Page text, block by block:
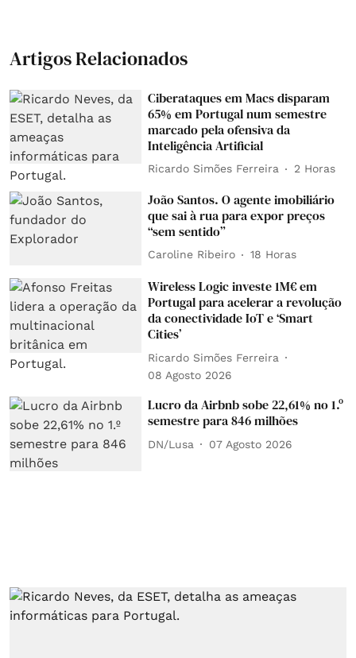
Artigos Relacionados
Ciberataques em Macs disparam
65% em Portugal num semestre
marcado pela ofensiva da
Inteligência Artificial
Ricardo Simões Ferreira 2 Horas
João Santos. O agente imobiliário
que sai à rua para expor preços
“sem sentido”
Caroline Ribeiro 18 Horas
Wireless Logic investe 1M€ em
Portugal para acelerar a revolução
da conectividade IoT e ‘Smart
Cities’
Ricardo Simões Ferreira
08 Agosto 2026
Lucro da Airbnb sobe 22,61% no 1.º
semestre para 846 milhões
DN/Lusa 07 Agosto 2026